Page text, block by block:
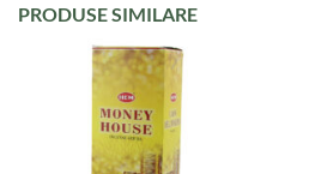
PRODUSE SIMILARE